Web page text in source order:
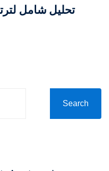
تحليل شامل
Search